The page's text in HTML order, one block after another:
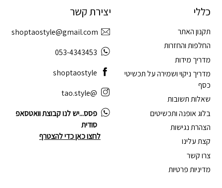
כללי
תקנון האתר
החלפות והחזרות
מדריך מידות
מדריך ניקוי ושמירה על תכשיטי
כסף
שאלות תשובות
בלוג אופנה ותכשיטים
הצהרת נגישות
קצת עלינו
צרו קשר
מדיניות פרטיות
יצירת קשר
shoptaostyle@gmail.com
053-4343453
shoptaostyle
@tao.style
פסס...יש לנו קבוצת וואטסאפ
סודית
לחצו כאן כדי להצטרף